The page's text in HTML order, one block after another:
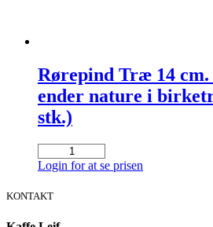
Rørepind Træ 14
ender nature i
stk.)
Rørepind
Træ
cm.
ender
Login for at se prisen
KONTAKT